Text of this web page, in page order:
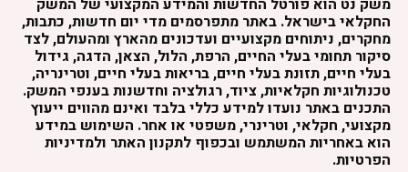
החקלאי בישראל. באתר מתפרסמים מדי יום חדשות, כתבות,
מחקרים, ניתוחים מקצועיים ועדכונים מהארץ ומהעולם, לצד
סיקור תחומי בעלי החיים, הרפת, הלול, הצאן, הדגה, גידול
בעלי חיים, תזונת בעלי חיים, בריאות בעלי חיים, וטרינריה,
טכנולוגיות חקלאיות, ציוד, רגולציה וחדשנות בענפי המשק.
התכנים באתר נועדו למידע כללי בלבד ואינם מהווים ייעוץ
מקצועי, חקלאי, וטרינרי, משפטי או אחר. השימוש במידע
הוא באחריות המשתמש ובכפוף לתקנון האתר ולמדיניות
הפרטיות.